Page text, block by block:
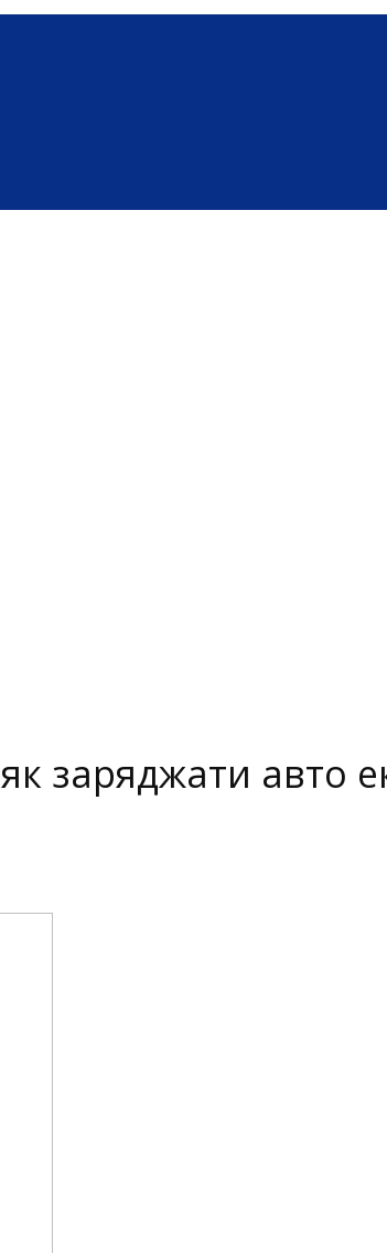
заряджати авто